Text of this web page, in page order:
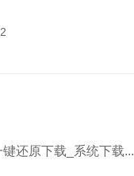
还原下载_系统下载...